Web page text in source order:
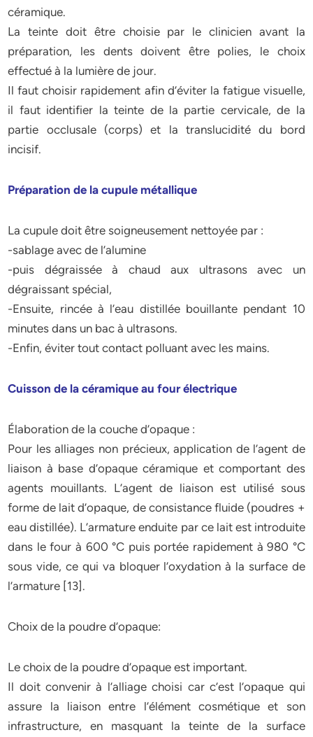
céramique.
La teinte doit être choisie par le clinicien avant la
préparation, les dents doivent être polies, le choix
effectué à la lumière de jour.
Il faut choisir rapidement afin d’éviter la fatigue visuelle,
il faut identifier la teinte de la partie cervicale, de la
partie occlusale (corps) et la translucidité du bord
incisif.
Préparation de la cupule métallique
La cupule doit être soigneusement nettoyée par :
-sablage avec de l’alumine
-puis dégraissée à chaud aux ultrasons avec un
dégraissant spécial,
-Ensuite, rincée à l’eau distillée bouillante pendant 10
minutes dans un bac à ultrasons.
-Enfin, éviter tout contact polluant avec les mains.
Cuisson de la céramique au four électrique
Élaboration de la couche d’opaque :
Pour les alliages non précieux, application de l’agent de
liaison à base d’opaque céramique et comportant des
agents mouillants. L’agent de liaison est utilisé sous
forme de lait d’opaque, de consistance fluide (poudres +
eau distillée). L’armature enduite par ce lait est introduite
dans le four à 600 °C puis portée rapidement à 980 °C
sous vide, ce qui va bloquer l’oxydation à la surface de
l’armature [13].
Choix de la poudre d’opaque:
Le choix de la poudre d’opaque est important.
Il doit convenir à l’alliage choisi car c’est l’opaque qui
assure la liaison entre l’élément cosmétique et son
infrastructure, en masquant la teinte de la surface